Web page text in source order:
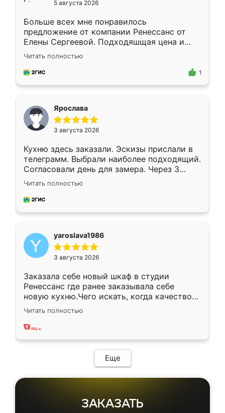
5 августа 2026
Больше всех мне понравилось
предложение от компании Ренессанс от
Елены Сергеевой. Подходяшщая цена и
короткие сроки изготовления. Приехавший
для замера сотрудник Владислав
предложил по моему эскизу самый
Читать полностью
1
Ярослава
3 августа 2026
Кухню здесь заказали. Эскизы прислали в
телеграмм. Выбрали наиболее подходящий.
Согласовали день для замера. Через 3
недели кухня была уже готова. Остались
довольны работой. Спасибо Ренессанс
мебель за качественную работу!
Читать полностью
yaroslava1986
3 августа 2026
Заказала себе новый шкаф в студии
Ренессанс где ранее заказывала себе
новую кухню.Чего искать, когда качеством
вполне довольна. Служит кухня уже почти
два года, нареканий нет.
Читать полностью
Еще
ЗАКАЗАТЬ